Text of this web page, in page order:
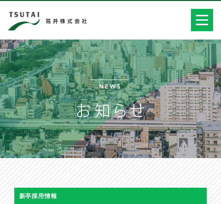
新卒採用情報